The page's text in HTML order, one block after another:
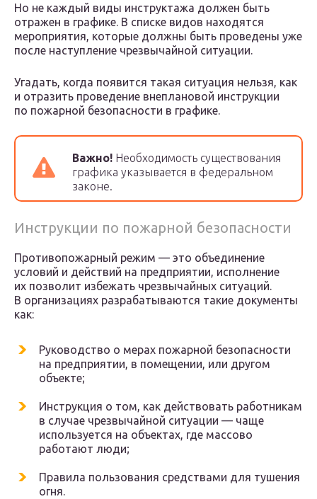
Но не каждый виды инструктажа должен быть
отражен в графике. В списке видов находятся
мероприятия, которые должны быть проведены уже
после наступление чрезвычайной ситуации.
Угадать, когда появится такая ситуация нельзя, как
и отразить проведение внеплановой инструкции
по пожарной безопасности в графике.
Важно! Необходимость существования
графика указывается в федеральном
законе.
Инструкции по пожарной безопасности
Противопожарный режим — это объединение
условий и действий на предприятии, исполнение
их позволит избежать чрезвычайных ситуаций.
В организациях разрабатываются такие документы
как:
Руководство о мерах пожарной безопасности
на предприятии, в помещении, или другом
объекте;
Инструкция о том, как действовать работникам
в случае чрезвычайной ситуации — чаще
используется на объектах, где массово
работают люди;
Правила пользования средствами для тушения
огня.